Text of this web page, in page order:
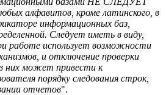
алфавитов, кроме латинского, в
информационных баз,
Следует иметь в виду,
работе использует возможности
и отключение проверки
них может привести к
порядку следования строк,
отчетов".